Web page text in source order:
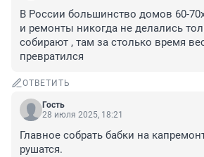
В России большинство домов 60-
и ремонты никогда не делались
собирают , там за столько время
превратился
ОТВЕТИТЬ
Гость
28 июля 2025, 18:21
Главное собрать бабки на
рушатся.